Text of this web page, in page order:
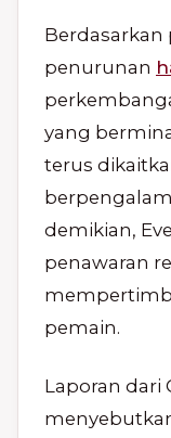
penurunan
yang
terus
demikian,
penawaran
pemain.
Laporan dari